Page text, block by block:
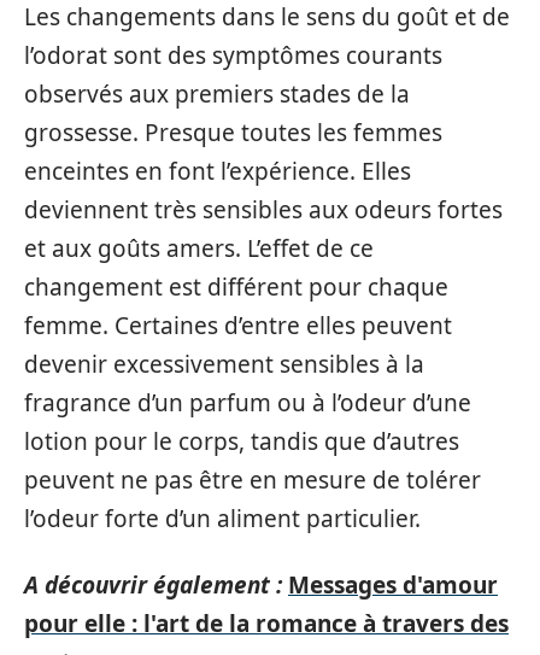
Les changements dans le sens du goût et de
l’odorat sont des symptômes courants
observés aux premiers stades de la
grossesse. Presque toutes les femmes
enceintes en font l’expérience. Elles
deviennent très sensibles aux odeurs fortes
et aux goûts amers. L’effet de ce
changement est différent pour chaque
femme. Certaines d’entre elles peuvent
devenir excessivement sensibles à la
fragrance d’un parfum ou à l’odeur d’une
lotion pour le corps, tandis que d’autres
peuvent ne pas être en mesure de tolérer
l’odeur forte d’un aliment particulier.
A découvrir également : Messages d'amour
pour elle : l'art de la romance à travers des